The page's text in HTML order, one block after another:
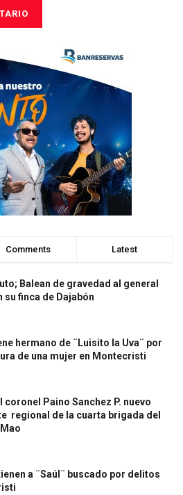
Comments Latest
Balean de gravedad al general
su finca de Dajabón
hermano de ¨Luisito la Uva¨ por
de una mujer en Montecristi
coronel Paino Sanchez P. nuevo
regional de la cuarta brigada del
a ¨Saúl¨ buscado por delitos